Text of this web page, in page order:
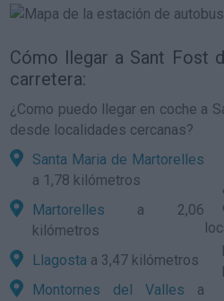
Cómo llegar a Sant Fost
carretera:
¿Como puedo llegar en coche a
desde localidades cercanas?
Santa Maria de Martorelles
a 1,78 kilómetros
Martorelles a 2,06
kilómetros
Llagosta a 3,47 kilómetros
Montornes del Valles a